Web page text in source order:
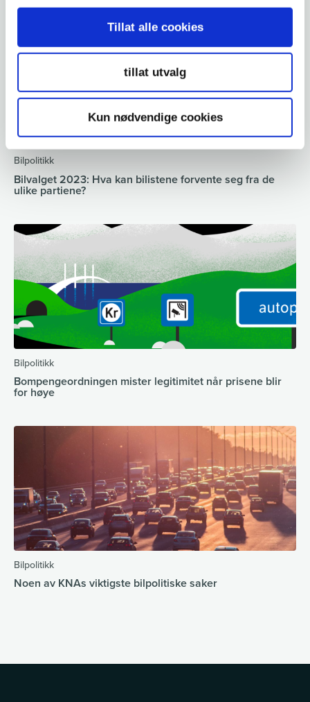
Tillat alle cookies
tillat utvalg
Kun nødvendige cookies
Bilpolitikk
Bilvalget 2023: Hva kan bilistene forvente seg fra de
ulike partiene?
Bilpolitikk
Bompengeordningen mister legitimitet når prisene blir
for høye
Bilpolitikk
Noen av KNAs viktigste bilpolitiske saker